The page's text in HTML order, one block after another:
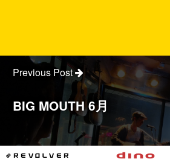
Previous Post
BIG MOUTH 6月
*REVOLVER